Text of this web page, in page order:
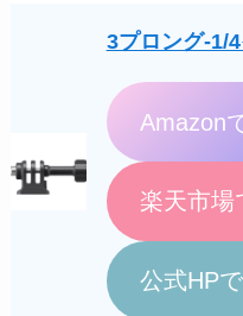
3プロング-1/
Amazon
楽天市場
公式HP